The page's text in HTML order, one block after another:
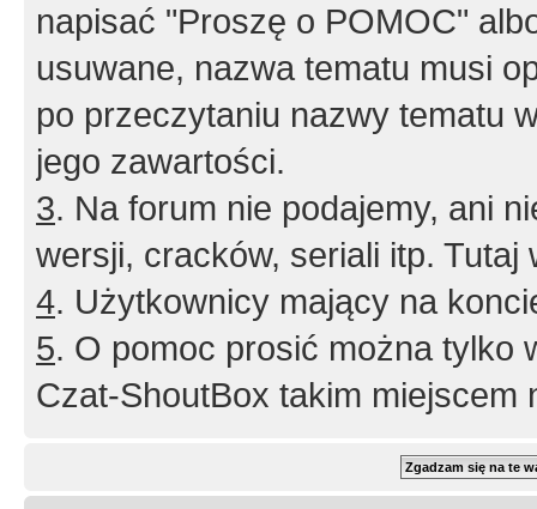
napisać "Proszę o POMOC"
usuwane, nazwa tematu musi
po przeczytaniu nazwy tematu
jego zawartości.
3. Na forum nie podajemy, ani
wersji, cracków, seriali itp. Tutaj
4. Użytkownicy mający na
5. O pomoc prosić można tylko
Czat-ShoutBox takim miejscem